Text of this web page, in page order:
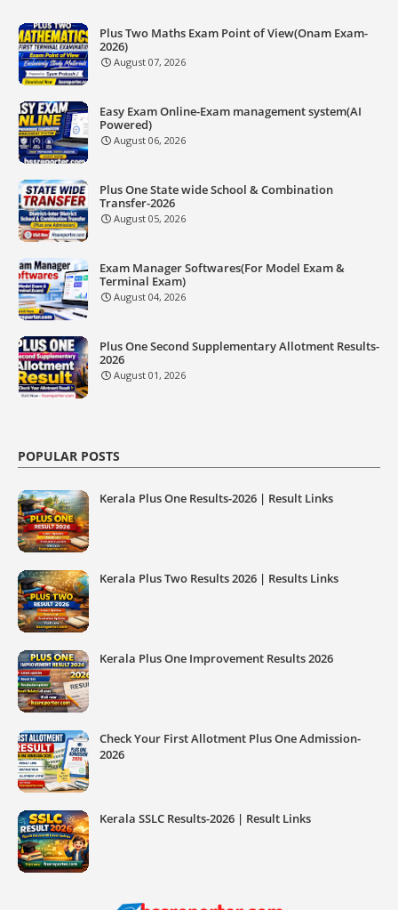
Plus Two Maths Exam Point of View(Onam Exam-
2026)
August 07, 2026
Easy Exam Online-Exam management system(AI
Powered)
August 06, 2026
Plus One State wide School & Combination
Transfer-2026
August 05, 2026
Exam Manager Softwares(For Model Exam &
Terminal Exam)
August 04, 2026
Plus One Second Supplementary Allotment Results-
2026
August 01, 2026
POPULAR POSTS
Kerala Plus One Results-2026 | Result Links
Kerala Plus Two Results 2026 | Results Links
Kerala Plus One Improvement Results 2026
Check Your First Allotment Plus One Admission-
2026
Kerala SSLC Results-2026 | Result Links